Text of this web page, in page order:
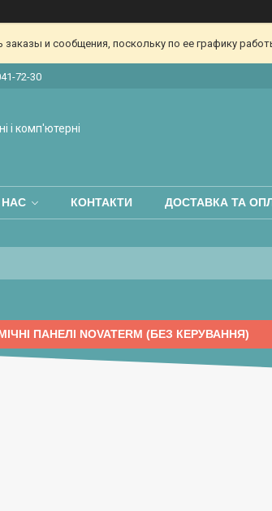
и сообщения, поскольку по ее графику
72-30
і комп'ютерні
КОНТАКТИ ДОСТАВКА ТА
ПАНЕЛІ NOVATERM (БЕЗ КЕРУВАННЯ)